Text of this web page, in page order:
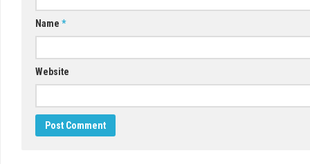
Name *
Website